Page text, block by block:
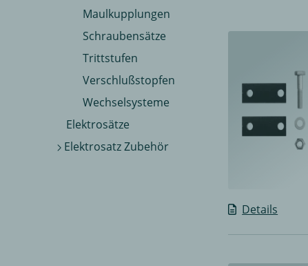
Maulkupplungen
Schraubensätze
Trittstufen
Verschlußstopfen
Wechselsysteme
Elektrosätze
Elektrosatz Zubehör
Details